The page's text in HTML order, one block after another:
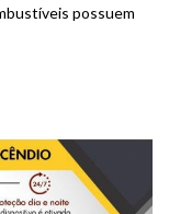
possuem